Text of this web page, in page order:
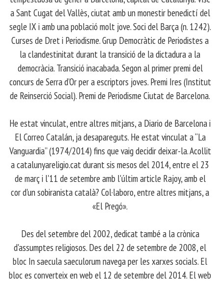
a Sant Cugat del Vallès, ciutat amb un monestir benedictí del
segle IX i amb una població molt jove. Soci del Barça (n. 1242).
Curses de Dret i Periodisme. Grup Democràtic de Periodistes a
la clandestinitat durant la transició de la dictadura a la
democràcia. Transició inacabada. Segon al primer premi del
concurs de Serra d’Or per a escriptors joves. Premi Ires (Institut
de Reinserció Social). Premi de Periodisme Ciutat de Barcelona.
​ He estat vinculat, entre altres mitjans, a Diario de Barcelona i
El Correo Catalán, ja desapareguts. He estat vinculat a “La
Vanguardia” (1974/2014) fins que vaig decidir deixar-la. Acollit
a catalunyareligio.cat durant sis mesos del 2014, entre el 23
de març i l'11 de setembre amb l'últim article Rajoy, amb el
cor d'un sobiranista català? Col·laboro, entre altres mitjans, a
«El Pregó».
​ Des del setembre del 2002, dedicat també a la crònica
d'assumptes religiosos. Des del 22 de setembre de 2008, el
bloc In saecula saeculorum navega per les xarxes socials. El
bloc es converteix en web el 12 de setembre del 2014. El web